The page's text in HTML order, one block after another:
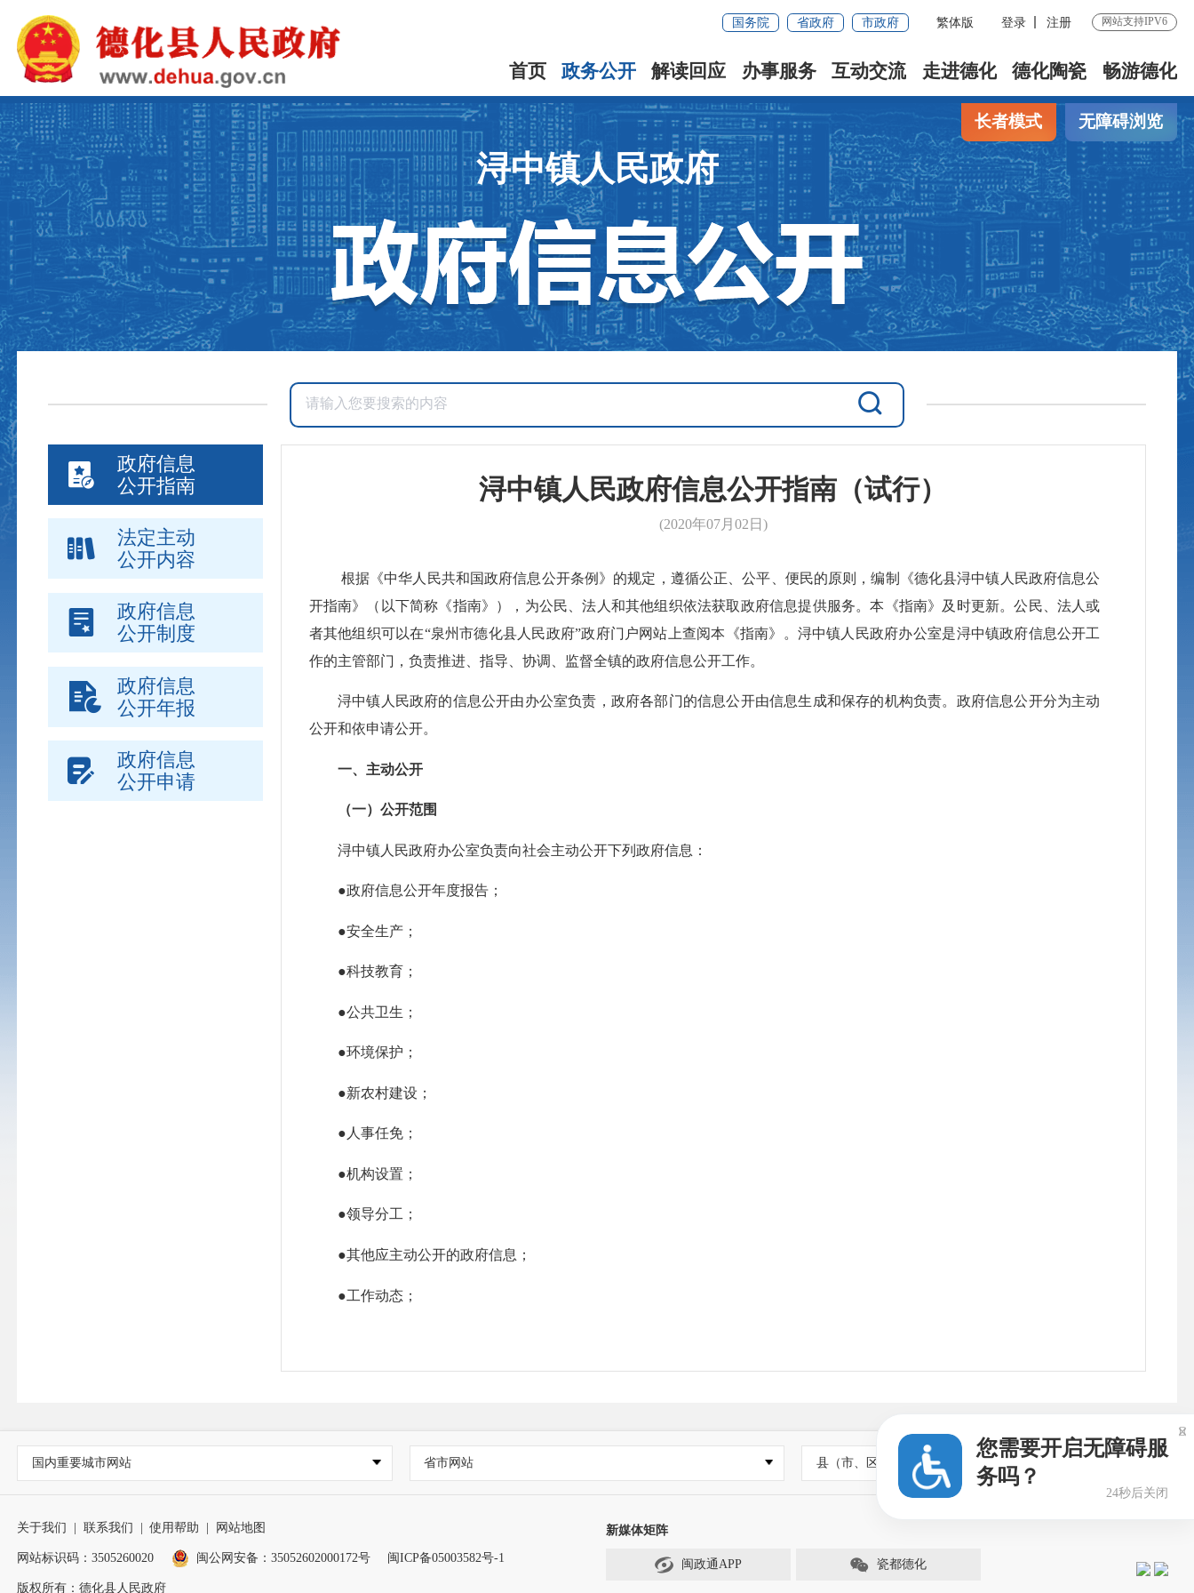
国务院 省政府 市政府 繁体版 登录 注册 网站支持IPV6
首页 政务公开 解读回应 办事服务 互动交流 走进德化 德化陶瓷 畅游德化
长者模式 无障碍浏览
浔中镇人民政府
政府信息
公开指南
法定主动
公开内容
政府信息
公开制度
政府信息
公开年报
政府信息
公开申请
浔中镇人民政府信息公开指南（试行）
(2020年07月02日)
根据《中华人民共和国政府信息公开条例》的规定，遵循公正、公平、便民的原则，编制《德化县浔中镇 人民政府信息公
开指南》（以下简称《指南》），为公民、法人和其他组织依法获取政府信息提供服务。本《指南》及时更新。公民、法人或
者其他组织可以在“泉州市德化县人民政府”政府门户网站上查阅本《指南》。 浔中镇 人民政府办公室是浔中镇政府信息公开工
作的主管部门，负责推进、指导、协调、监督全镇的政府信息公开工作。
浔中镇 人民政府的信息公开由办公室负责，政府各部门的信息公开由信息生成和保存的机构负责。政府信息公开分为主动
公开和依申请公开。
一、主动公开
（一）公开范围
浔中镇人民政府办公室负责向社会主动公开下列政府信息：
●政府信息公开年度报告；
●安全生产；
●科技教育；
●公共卫生；
●环境保护；
●新农村建设；
●人事任免；
●机构设置；
●领导分工；
●其他应主动公开的政府信息；
●工作动态；
●乡镇集体企业及其他乡镇经济实体承包、租赁、拍卖等情况；
●应急预案；
●征收或者征用土地、房屋拆迁及其补偿、补助费用的发放、使用情况；
国内重要城市网站 省市网站 县（市、区）政府网站
关于我们 | 联系我们 | 使用帮助 | 网站地图
网站标识码：3505260020 闽公网安备：35052602000172号 闽ICP备05003582号-1
版权所有：德化县人民政府
新媒体矩阵
闽政通APP 瓷都德化
您需要开启无障碍服
务吗？
23秒后关闭
